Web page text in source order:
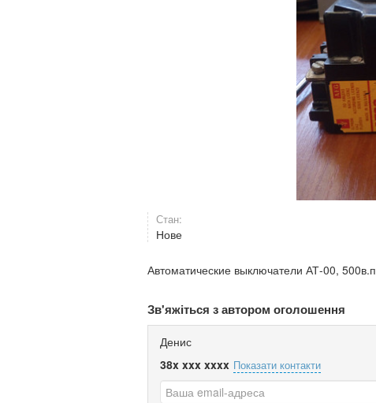
Стан:
Нове
Автоматические выключатели АТ-00,
Зв'яжіться з автором оголошення
Денис
38x xxx xxxx Показати контакти